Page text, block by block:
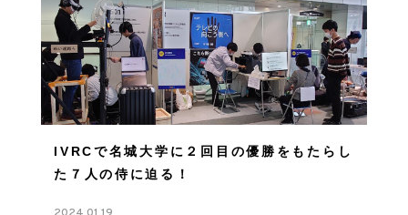
IVRCで名城大学に２回目の優勝をもたらし
た７人の侍に迫る！